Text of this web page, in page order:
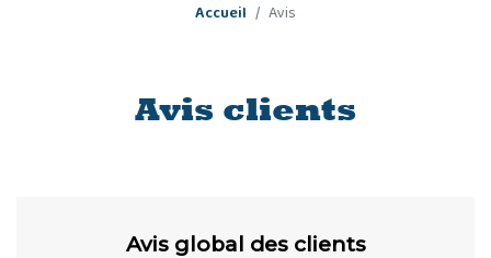
Accueil Avis
Avis clients
Avis global des clients